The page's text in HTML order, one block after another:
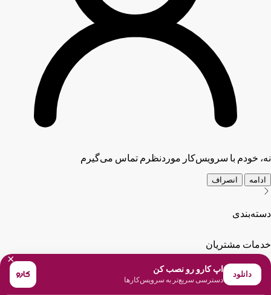
نه، خودم با سرویس‌کار موردنظرم تماس می‌گیرم
ادامه انصراف
دسته‌بندی
خدمات مشتریان
×
دانلود
اپ کارو رو نصب کن
دسترسی سریع‌تر به سرویس‌کارها